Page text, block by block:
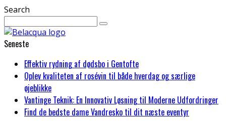
Search
Seneste
Effektiv rydning af dødsbo i Gentofte
Oplev kvaliteten af rosévin til både hverdag og særlige
øjeblikke
Vantinge Teknik: En Innovativ Løsning til Moderne Udfordringer
Find de bedste dame Vandresko til dit næste eventyr